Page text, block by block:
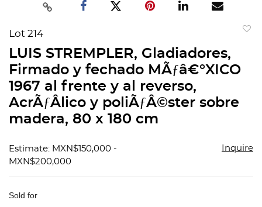
Lot 214
LUIS STREMPLER, Gladiadores,
Firmado y fechado MÃƒâ€°XICO
1967 al frente y al reverso,
AcrÃƒÂ­lico y poliÃƒÂ©ster sobre
madera, 80 x 180 cm
Estimate: MXN$150,000 -
MXN$200,000
Inquire
Sold for